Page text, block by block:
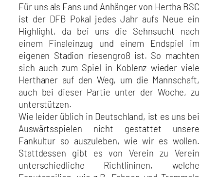
Für uns als Fans und Anhänger von Hertha BSC
ist der DFB Pokal jedes Jahr aufs Neue ein
Highlight, da bei uns die Sehnsucht nach
einem Finaleinzug und einem Endspiel im
eigenen Stadion riesengroß ist. So machten
sich auch zum Spiel in Koblenz wieder viele
Herthaner auf den Weg, um die Mannschaft,
auch bei dieser Partie unter der Woche, zu
unterstützen.
Wie leider üblich in Deutschland, ist es uns bei
Auswärtsspielen nicht gestattet unsere
Fankultur so auszuleben, wie wir es wollen.
Stattdessen gibt es von Verein zu Verein
unterschiedliche Richtlininen, welche